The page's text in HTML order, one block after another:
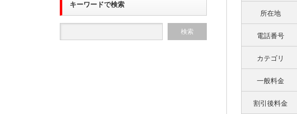
所在地
電話番号
カテゴリ
一般料金
割引後料金
キーワードで検索